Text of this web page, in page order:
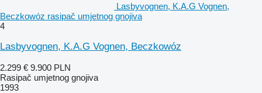
Lasbyvognen, K.A.G Vognen,
Beczkowóz rasipač umjetnog gnojiva
4
Lasbyvognen, K.A.G Vognen, Beczkowóz
2.299 € 9.900 PLN
Rasipač umjetnog gnojiva
1993